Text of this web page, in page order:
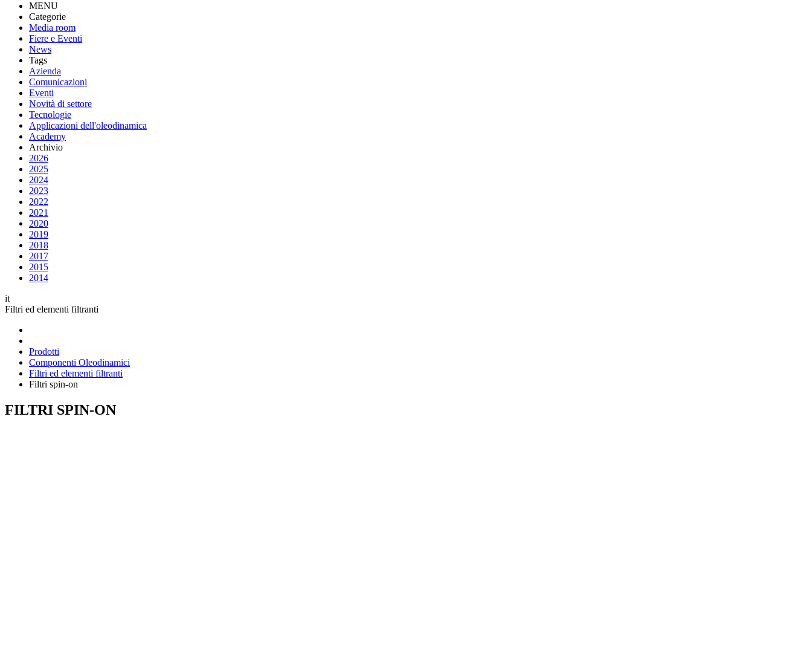
MENU
Categorie
Media room
Fiere e Eventi
News
Tags
Azienda
Comunicazioni
Eventi
Novità di settore
Tecnologie
Applicazioni dell'oleodinamica
Academy
Archivio
2026
2025
2024
2023
2022
2021
2020
2019
2018
2017
2015
2014
it
Filtri ed elementi filtranti
Prodotti
Componenti Oleodinamici
Filtri ed elementi filtranti
Filtri spin-on
FILTRI SPIN-ON